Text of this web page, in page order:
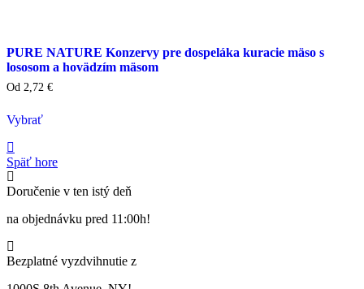
PURE NATURE Konzervy pre dospeláka kuracie mäso s
lososom a hovädzím mäsom
Od 2,72 €
Vybrať
výrobok
má
viacero
variantov.
si
vybrať
na
Späť hore
Doručenie v ten istý deň
na objednávku pred 11:00h!
Bezplatné vyzdvihnutie z